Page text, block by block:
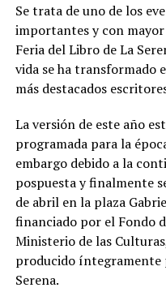
Se trata de uno de los
importantes y con
Feria del Libro de La
vida se ha transformado
más destacados
La versión de este año
programada para la
embargo debido a la
pospuesta y finalmente
de abril en la plaza
financiado por el Fondo
Ministerio de las
producido íntegramente
Serena.